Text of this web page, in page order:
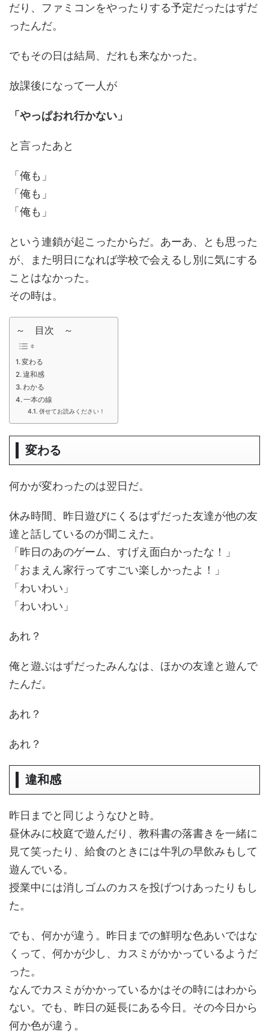
だり、ファミコンをやったりする予定だったはずだ
ったんだ。
でもその日は結局、だれも来なかった。
放課後になって一人が
「やっぱおれ行かない」
と言ったあと
「俺も」
「俺も」
「俺も」
という連鎖が起こったからだ。あーあ、とも思った
が、また明日になれば学校で会えるし別に気にする
ことはなかった。
その時は。
～ 目次 ～
変わる
違和感
わかる
一本の線
併せてお読みください！
変わる
何かが変わったのは翌日だ。
休み時間、昨日遊びにくるはずだった友達が他の友
達と話しているのが聞こえた。
「昨日のあのゲーム、すげえ面白かったな！」
「おまえん家行ってすごい楽しかったよ！」
「わいわい」
「わいわい」
あれ？
俺と遊ぶはずだったみんなは、ほかの友達と遊んで
たんだ。
あれ？
あれ？
違和感
昨日までと同じようなひと時。
昼休みに校庭で遊んだり、教科書の落書きを一緒に
見て笑ったり、給食のときには牛乳の早飲みもして
遊んでいる。
授業中には消しゴムのカスを投げつけあったりもし
た。
でも、何かが違う。昨日までの鮮明な色あいではな
くって、何かが少し、カスミがかかっているようだ
った。
なんでカスミがかかっているかはその時にはわから
ない。でも、昨日の延長にある今日。その今日から
何か色が違う。